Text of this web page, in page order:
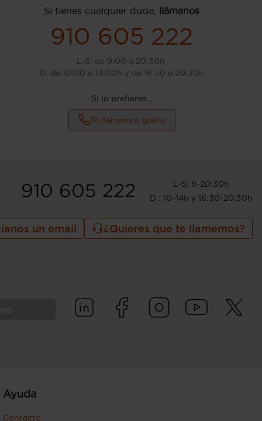
Si tienes cualquier duda, llámanos
910 605 222
L-S: de 9:00 a 20:30h.
D: de 10:00 a 14:00h y de 16:30 a 20:30h
Si lo prefieres...
Te llamamos gratis
910 605 222
L-S: 9-20:30h
D : 10-14h y 16:30-20:30h
un email ¿Quieres que te llamemos?
Ayuda
Contacto